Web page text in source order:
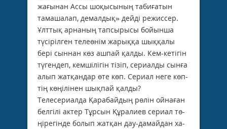
жағынан Ассы шоқысының табиғатын
тамашалап, демалдық» дейді режиссер.
Ұлттық арнаның тапсырысы бойынша
түсірілген телеөнім жарыққа шыққалы
бері сыннан көз ашпай қалды. Кем-кетігін
тү­гендеп, кемшілігін тізіп, сериалды сынға
алып жатқандар өте көп. Сериал неге көп­
тің көңілінен шықпай қалды?
Телесериалда Қарабайдың рөлін ойнаған
белгілі актер Тұрсын Құралиев сериал тө­
ңірегінде болып жатқан дау-дамайдан ха­